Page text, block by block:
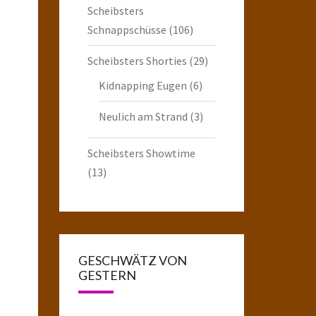
Scheibsters
Schnappschüsse (106)
Scheibsters Shorties (29)
Kidnapping Eugen (6)
Neulich am Strand (3)
Scheibsters Showtime
(13)
GESCHWÄTZ VON
GESTERN